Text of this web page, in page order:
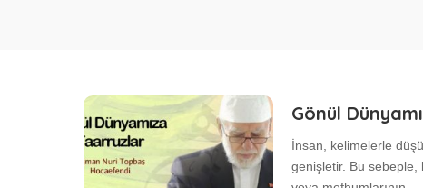
Gönül
İnsan, kelimelerle
genişletir. Bu sebeple,